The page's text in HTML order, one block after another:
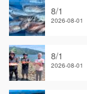
8/1
2026-08-01
8/1
2026-08-01